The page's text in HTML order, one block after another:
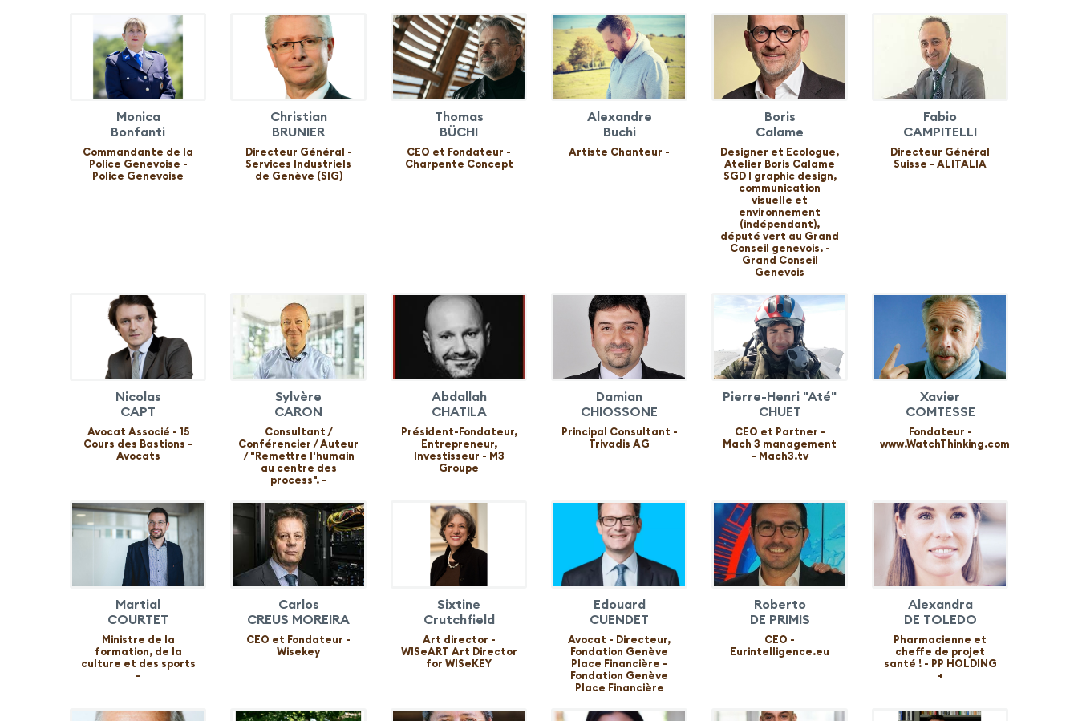
Monica
Bonfanti
Commandante de la
Police Genevoise -
Police Genevoise
Christian
BRUNIER
Directeur Général -
Services Industriels
de Genève (SIG)
Thomas
BÜCHI
CEO et Fondateur -
Charpente Concept
Alexandre
Buchi
Artiste Chanteur -
Boris
Calame
Designer et Ecologue,
Atelier Boris Calame
SGD l graphic design,
communication
visuelle et
environnement
(indépendant),
député vert au Grand
Conseil genevois. -
Grand Conseil
Genevois
Fabio
CAMPITELLI
Directeur Général
Suisse - ALITALIA
Nicolas
CAPT
Avocat Associé - 15
Cours des Bastions -
Avocats
Sylvère
CARON
Consultant /
Conférencier / Auteur
/ "Remettre l'humain
au centre des
process". -
Abdallah
CHATILA
Président-Fondateur,
Entrepreneur,
Investisseur - M3
Groupe
Damian
CHIOSSONE
Principal Consultant -
Trivadis AG
Pierre-Henri "Até"
CHUET
CEO et Partner -
Mach 3 management
- Mach3.tv
Xavier
COMTESSE
Fondateur -
www.WatchThinking.com
Martial
COURTET
Ministre de la
formation, de la
culture et des sports
-
Carlos
CREUS MOREIRA
CEO et Fondateur -
Wisekey
Sixtine
Crutchfield
Art director -
WISeART Art Director
for WISeKEY
Edouard
CUENDET
Avocat - Directeur,
Fondation Genève
Place Financière -
Fondation Genève
Place Financière
Roberto
DE PRIMIS
CEO -
Eurintelligence.eu
Alexandra
DE TOLEDO
Pharmacienne et
cheffe de projet
santé ! - PP HOLDING
+